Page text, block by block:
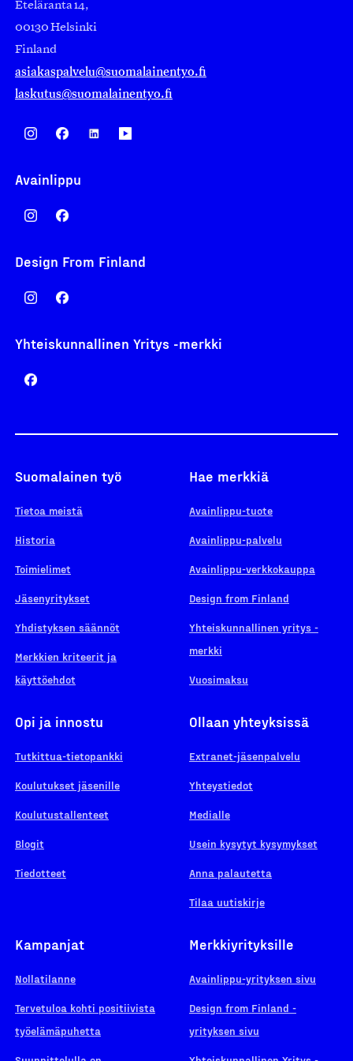
Eteläranta 14,
00130 Helsinki
Finland
asiakaspalvelu@suomalainentyo.fi
laskutus@suomalainentyo.fi
Avainlippu
Design From Finland
Yhteiskunnallinen Yritys -merkki
Suomalainen työ
Tietoa meistä
Historia
Toimielimet
Jäsenyritykset
Yhdistyksen säännöt
Merkkien kriteerit ja
käyttöehdot
Hae merkkiä
Avainlippu-tuote
Avainlippu-palvelu
Avainlippu-verkkokauppa
Design from Finland
Yhteiskunnallinen yritys -
merkki
Vuosimaksu
Opi ja innostu
Tutkittua-tietopankki
Koulutukset jäsenille
Koulutustallenteet
Blogit
Tiedotteet
Ollaan yhteyksissä
Extranet-jäsenpalvelu
Yhteystiedot
Medialle
Usein kysytyt kysymykset
Anna palautetta
Tilaa uutiskirje
Kampanjat
Nollatilanne
Tervetuloa kohti positiivista
työelämäpuhetta
Merkkiyrityksille
Avainlippu-yrityksen sivu
Design from Finland -
yrityksen sivu